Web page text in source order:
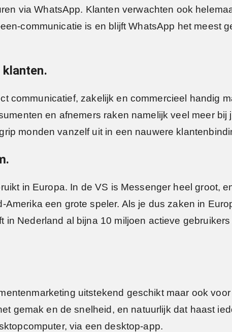
via WhatsApp. Klanten verwachten ook
communicatie is en blijft WhatsApp het meest
communicatief, zakelijk en commercieel handig
en afnemers raken namelijk veel meer bij
monden vanzelf uit in een nauwere
in Europa. In de VS is Messenger heel groot,
een grote speler. Als je dus zaken in
in Nederland al bijna 10 miljoen actieve
uitstekend geschikt maar ook
gemak en de snelheid, en natuurlijk dat haast
via een desktop-app.